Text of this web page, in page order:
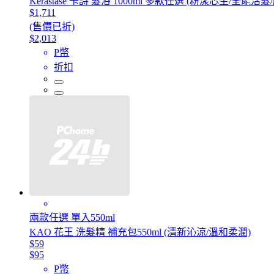
$1,711
(售價已折)
$2,013
P幣
折扣
兩款任選 單入550ml
KAO 花王 洗髮精 補充包550ml (清新沁涼/溫和柔潤)
$59
$95
P幣